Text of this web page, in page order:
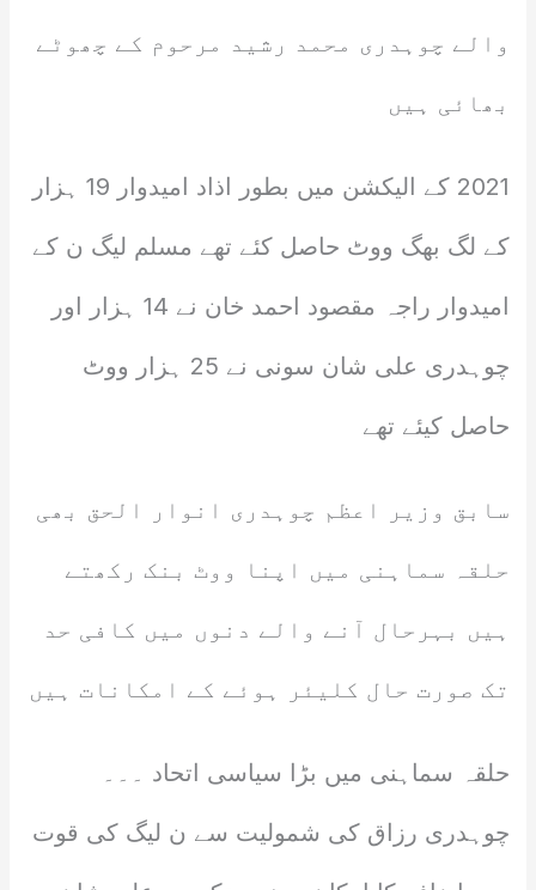
والے چوہدری محمد رشید مرحوم کے چھوٹے
بھائی ہیں
2021 کے الیکشن میں بطور اذاد امیدوار 19 ہزار
کے لگ بھگ ووٹ حاصل کئے تھے مسلم لیگ ن کے
امیدوار راجہ مقصود احمد خان نے 14 ہزار اور
چوہدری علی شان سونی نے 25 ہزار ووٹ
حاصل کیئے تھے
سابق وزیر اعظم چوہدری انوار الحق بھی
حلقہ سماہنی میں اپنا ووٹ بنک رکھتے
ہیں بہرحال آنے والے دنوں میں کافی حد
تک صورت حال کلیئر ہوئے کے امکانات ہیں
حلقہ سماہنی میں بڑا سیاسی اتحاد ۔۔۔
چوہدری رزاق کی شمولیت سے ن لیگ کی قوت